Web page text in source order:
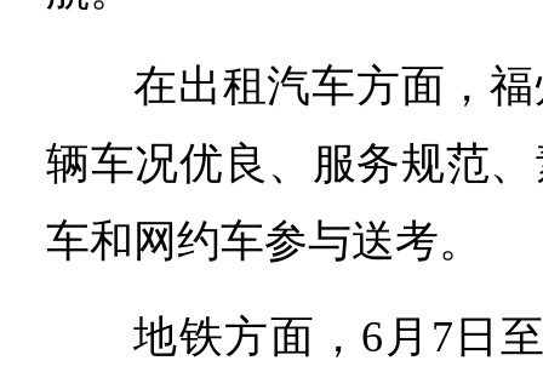
在出租汽车方面，
辆车况优良、服务规范
车和网约车参与送考。
地铁方面，6月7日